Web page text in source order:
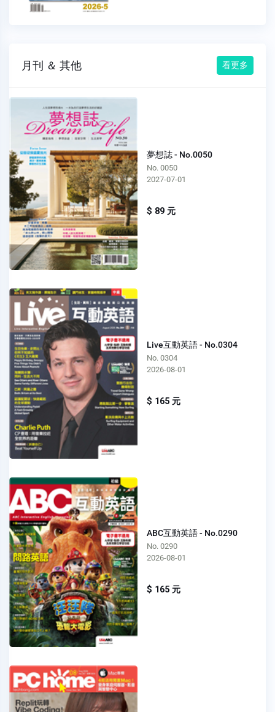
月刊 ＆ 其他 看更多
夢想誌 - No.0050
No. 0050
2027-07-01
$ 89 元
Live互動英語 - No.0304
No. 0304
2026-08-01
$ 165 元
ABC互動英語 - No.0290
No. 0290
2026-08-01
$ 165 元